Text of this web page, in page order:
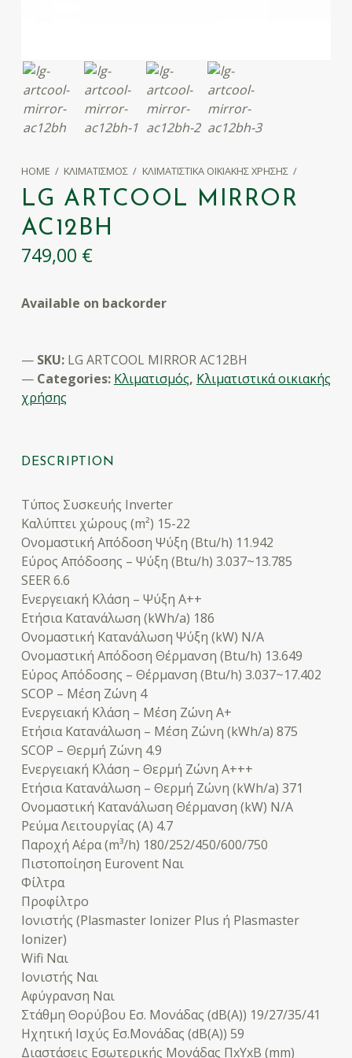
HOME / ΚΛΙΜΑΤΙΣΜΌΣ / ΚΛΙΜΑΤΙΣΤΙΚΆ ΟΙΚΙΑΚΉΣ ΧΡΉΣΗΣ /
LG ARTCOOL MIRROR
AC12BH
749,00 €
Available on backorder
SKU: LG ARTCOOL MIRROR AC12BH
Categories: Κλιματισμός, Κλιματιστικά οικιακής
χρήσης
DESCRIPTION
Τύπος Συσκευής Inverter
Καλύπτει χώρους (m²) 15-22
Ονομαστική Απόδοση Ψύξη (Btu/h) 11.942
Εύρος Απόδοσης – Ψύξη (Btu/h) 3.037~13.785
SEER 6.6
Ενεργειακή Κλάση – Ψύξη A++
Ετήσια Κατανάλωση (kWh/a) 186
Ονομαστική Κατανάλωση Ψύξη (kW) N/A
Ονομαστική Απόδοση Θέρμανση (Btu/h) 13.649
Εύρος Απόδοσης – Θέρμανση (Btu/h) 3.037~17.402
SCOP – Μέση Ζώνη 4
Eνεργειακή Κλάση – Μέση Ζώνη A+
Ετήσια Κατανάλωση – Μέση Ζώνη (kWh/a) 875
SCOP – Θερμή Ζώνη 4.9
Eνεργειακή Κλάση – Θερμή Ζώνη A+++
Ετήσια Κατανάλωση – Θερμή Ζώνη (kWh/a) 371
Ονομαστική Κατανάλωση Θέρμανση (kW) N/A
Ρεύμα Λειτουργίας (A) 4.7
Παροχή Αέρα (m³/h) 180/252/450/600/750
Πιστοποίηση Eurovent Ναι
Φίλτρα
Προφίλτρο
Ιονιστής (Plasmaster Ionizer Plus ή Plasmaster
Ionizer)
Wifi Ναι
Ιονιστής Ναι
Αφύγρανση Ναι
Στάθμη Θορύβου Εσ. Μονάδας (dB(A)) 19/27/35/41
Ηχητική Ισχύς Εσ.Μονάδας (dB(A)) 59
Διαστάσεις Εσωτερικής Μονάδας ΠxΥxΒ (mm)